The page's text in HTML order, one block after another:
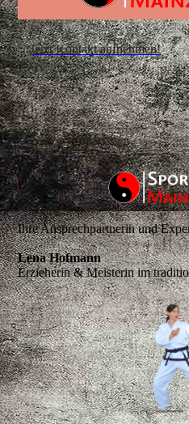
Jetzt Kontakt aufnehmen!
Ihre Ansprechpartnerin und
Lena Hofmann
Erzieherin & Meisterin im